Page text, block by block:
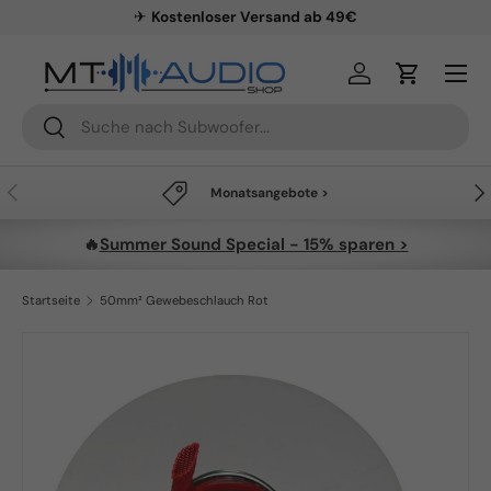
✈ Kostenloser Versand ab 49€
Suchen
Suchen
Einloggen
Menü
Vorherige Monatsangebote >
🔥Summer Sound Special - 15% sparen >
Startseite 50mm² Gewebeschlauch Rot